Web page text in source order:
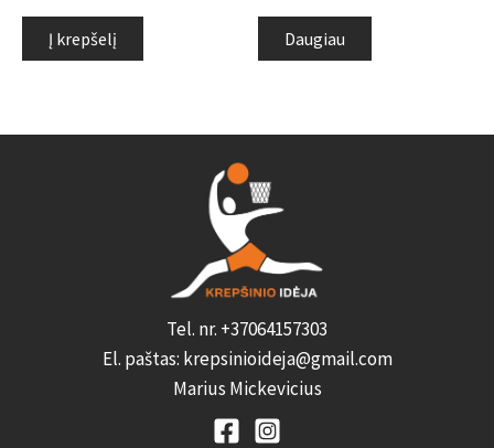
iš
Į krepšelį
iš
Daugiau
Tel. nr. +37064157303
El. paštas: krepsinioideja@gmail.com
Marius Mickevicius